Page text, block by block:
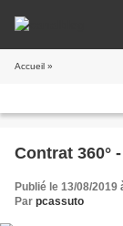
Accueil »
Contrat 360°
Publié le 13/08/2019
Par pcassuto